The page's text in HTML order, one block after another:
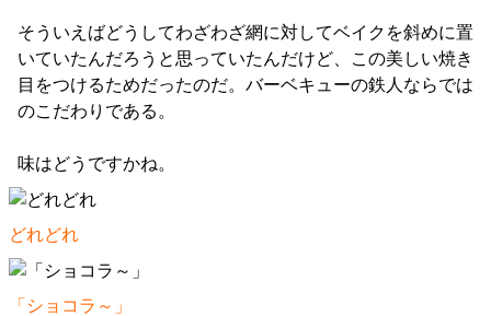
そういえばどうしてわざわざ網に対してベイクを斜めに置
いていたんだろうと思っていたんだけど、この美しい焼き
目をつけるためだったのだ。バーベキューの鉄人ならでは
のこだわりである。
味はどうですかね。
どれどれ
「ショコラ～」